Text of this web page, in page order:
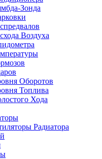
Зонда
Воздуха
Оборотов
Топлива
Хода
Радиатора